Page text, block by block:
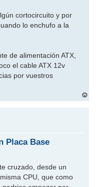
cortocircuito y por
lo enchufo a la
de alimentación ATX,
el cable ATX 12v
por vuestros
r
Placa Base
cruzado, desde un
CPU, que como